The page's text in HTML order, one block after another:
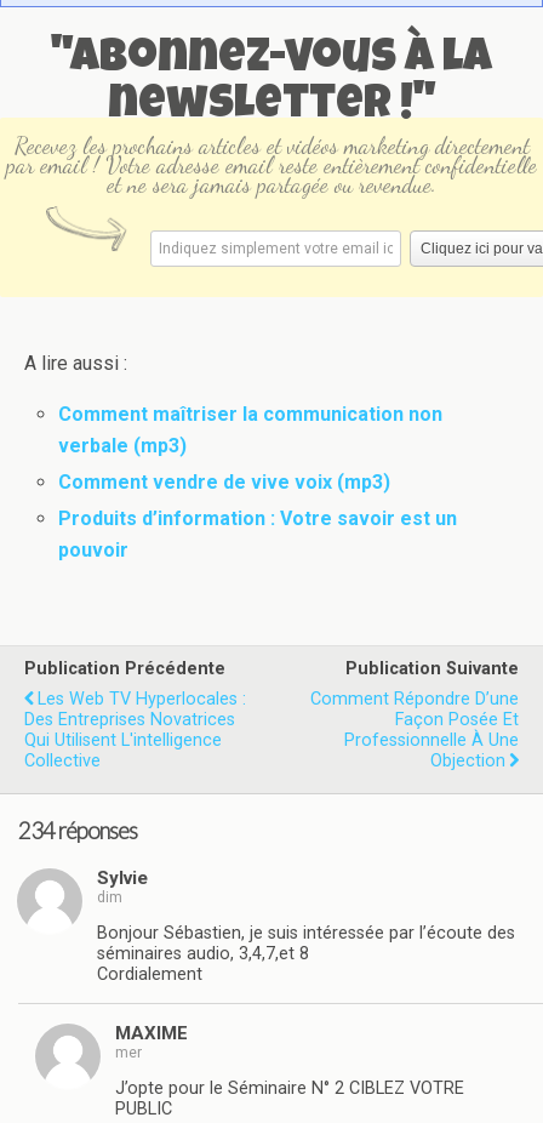
"Abonnez-vous à la
newsletter !"
Recevez les prochains articles et vidéos marketing directement
par email ! Votre adresse email reste entièrement confidentielle
et ne sera jamais partagée ou revendue.
A lire aussi :
Comment maîtriser la communication non
verbale (mp3)
Comment vendre de vive voix (mp3)
Produits d’information : Votre savoir est un
pouvoir
Publication Précédente
Les Web TV Hyperlocales :
Des Entreprises Novatrices
Qui Utilisent L'intelligence
Collective
Publication Suivante
Comment Répondre D’une
Façon Posée Et
Professionnelle À Une
Objection
234 réponses
Sylvie
dim
Bonjour Sébastien, je suis intéressée par l’écoute des
séminaires audio, 3,4,7,et 8
Cordialement
MAXIME
mer
J’opte pour le Séminaire N° 2 CIBLEZ VOTRE
PUBLIC